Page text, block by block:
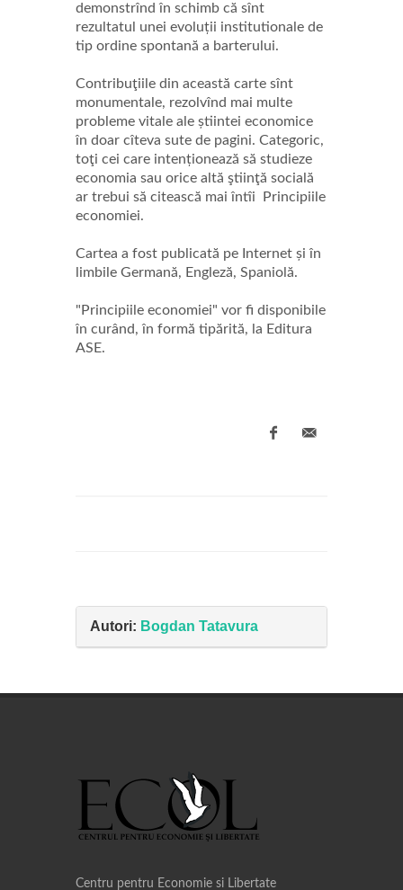
demonstrînd în schimb că sînt
rezultatul unei evoluții institutionale de
tip ordine spontană a barterului.
Contribuţiile din această carte sînt
monumentale, rezolvînd mai multe
probleme vitale ale știintei economice
în doar cîteva sute de pagini. Categoric,
toţi cei care intenționează să studieze
economia sau orice altă ştiinţă socială
ar trebui să citească mai întîi Principiile
economiei.
Cartea a fost publicată pe Internet și în
limbile Germană, Engleză, Spaniolă.
"Principiile economiei" vor fi disponibile
în curând, în formă tipărită, la Editura
ASE.
Autori: Bogdan Tatavura
Centru pentru Economie si Libertate